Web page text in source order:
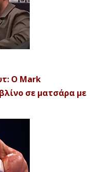
Ο Mark
σε ματσάρα με